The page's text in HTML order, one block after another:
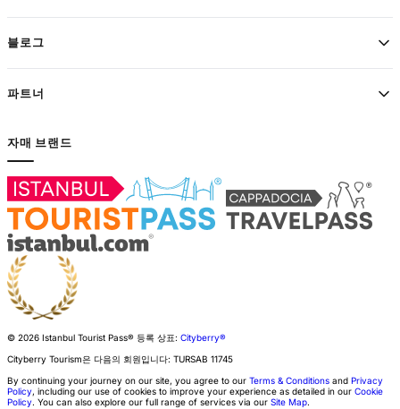
블로그
파트너
자매 브랜드
© 2026 Istanbul Tourist Pass® 등록 상표: Cityberry®
Cityberry Tourism은 다음의 회원입니다: TURSAB 11745
By continuing your journey on our site, you agree to our Terms & Conditions and Privacy
Policy, including our use of cookies to improve your experience as detailed in our Cookie
Policy. You can also explore our full range of services via our Site Map.